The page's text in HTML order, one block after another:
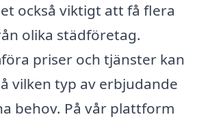
också viktigt att få flera
olika städföretag.
priser och tjänster kan
vilken typ av erbjudande
behov. På vår plattform